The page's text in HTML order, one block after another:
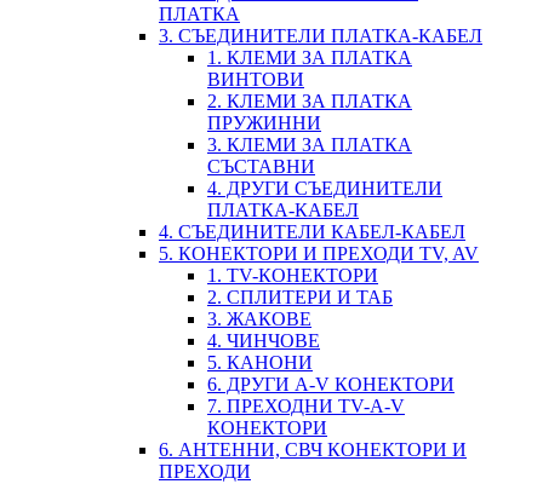
ПЛАТКА
3. СЪЕДИНИТЕЛИ ПЛАТКА-КАБЕЛ
1. КЛЕМИ ЗА ПЛАТКА
ВИНТОВИ
2. КЛЕМИ ЗА ПЛАТКА
ПРУЖИННИ
3. КЛЕМИ ЗА ПЛАТКА
СЪСТАВНИ
4. ДРУГИ СЪЕДИНИТЕЛИ
ПЛАТКА-КАБЕЛ
4. СЪЕДИНИТЕЛИ КАБЕЛ-КАБЕЛ
5. КОНЕКТОРИ И ПРЕХОДИ TV, AV
1. TV-КОНЕКТОРИ
2. СПЛИТЕРИ И ТАБ
3. ЖАКОВЕ
4. ЧИНЧОВЕ
5. КАНОНИ
6. ДРУГИ A-V КОНЕКТОРИ
7. ПРЕХОДНИ TV-A-V
КОНЕКТОРИ
6. АНТЕННИ, СВЧ КОНЕКТОРИ И
ПРЕХОДИ